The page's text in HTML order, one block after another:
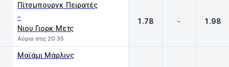
Πίτσμπουργκ Πειρατές
-
Νιου Γιορκ Μετς
Αύριο στις 20:35
1.78 - 1.98
Μαϊάμι Μάρλινς